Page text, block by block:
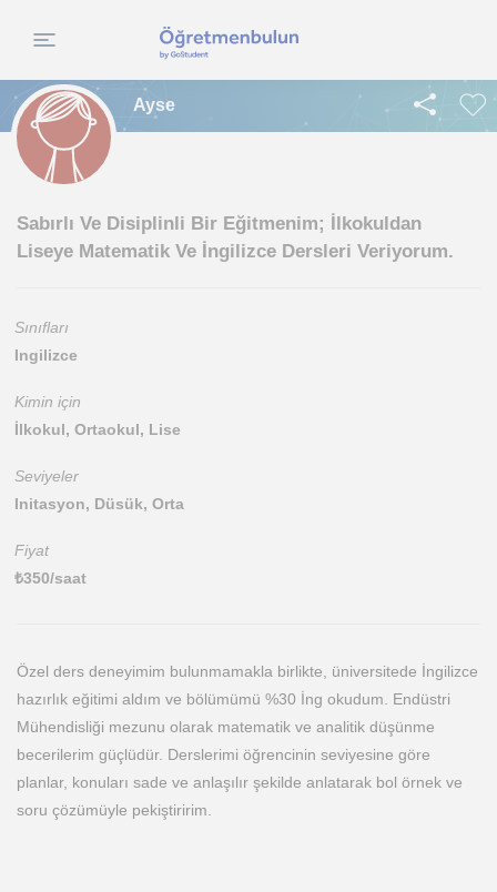
Ayse
Sabırlı Ve Disiplinli Bir Eğitmenim; İlkokuldan
Liseye Matematik Ve İngilizce Dersleri Veriyorum.
Sınıfları
Ingilizce
Kimin için
İlkokul, Ortaokul, Lise
Seviyeler
Initasyon, Düsük, Orta
Fiyat
₺350/saat
Özel ders deneyimim bulunmamakla birlikte, üniversitede İngilizce
hazırlık eğitimi aldım ve bölümümü %30 İng okudum. Endüstri
Mühendisliği mezunu olarak matematik ve analitik düşünme
becerilerim güçlüdür. Derslerimi öğrencinin seviyesine göre
planlar, konuları sade ve anlaşılır şekilde anlatarak bol örnek ve
soru çözümüyle pekiştiririm.